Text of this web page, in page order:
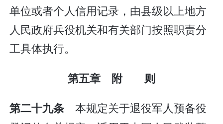
单位或者个人信用记录，由县级以上地方
人民政府兵役机关和有关部门按照职责分
工具体执行。
第五章 附 则
第二十九条 本规定关于退役军人预备役